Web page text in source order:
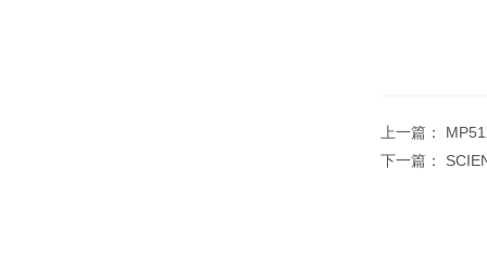
上一篇：
下一篇：